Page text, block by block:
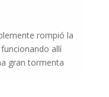
rompió la
allí
gran tormenta